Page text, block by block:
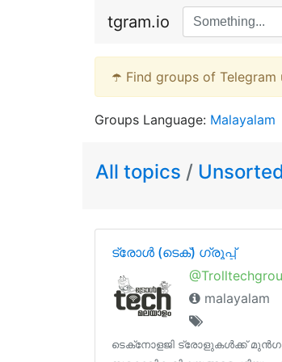
tgram.io
☂️ Find groups of Telegram
Groups Language: Malayalam
All topics /
ട്രോൾ (ടെക്‌‌‌‌) ഗ്രൂപ്പ്‌
malayalam
ടെക്‌നോളജി ട്രോളുകൾക്ക്‌